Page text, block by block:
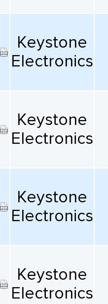
Keystone
Electronics
Keystone
Electronics
Keystone
Electronics
Keystone
Electronics